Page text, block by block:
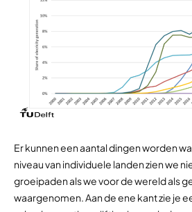
Er kunnen een aantal dingen worden
niveau van individuele landen zien we
groeipaden als we voor de wereld als
waargenomen. Aan de ene kant zie je